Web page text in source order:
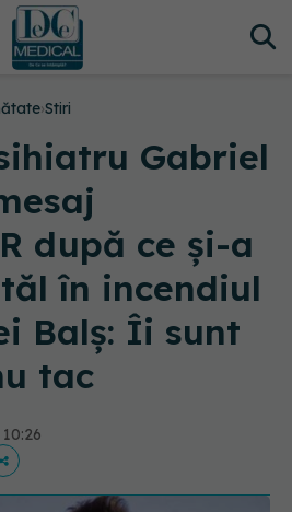
›Stiri
Gabriel
după ce și-a
în incendiul
Balș: Îi sunt
tac